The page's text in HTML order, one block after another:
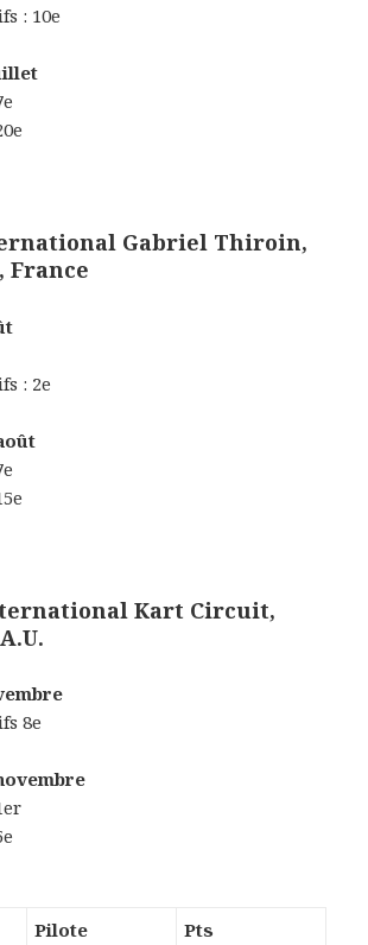
: 10e
Gabriel Thiroin,
: 2e
Kart Circuit,
8e
Pilote
Pts